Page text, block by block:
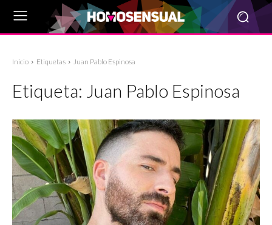
Inicio Etiquetas Juan Pablo Espinosa
Etiqueta: Juan Pablo Espinosa